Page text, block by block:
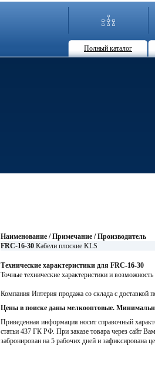
Полный каталог
Наименование / Примечание / Производитель
FRC-16-30 Кабели плоские KLS
Технические характеристики для FRC-16-30
Точные технические характеристики и
Компания Интерия продажа со склада с
Цены в поиске даны мелкооптовые.
Приведенная информация носит справочный
статьи 437 ГК РФ. При заказе товара через сайт
забронирован на 5 рабочих дней и зафиксирована